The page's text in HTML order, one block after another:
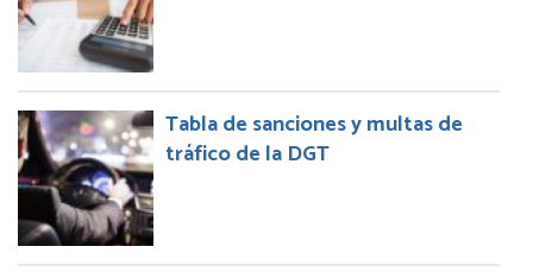
Tabla de sanciones y multas de
tráfico de la DGT